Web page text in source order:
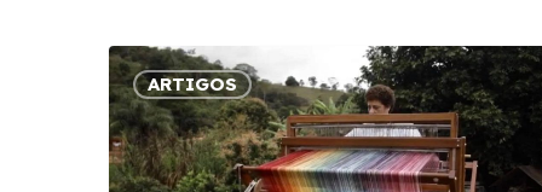
Podemos
falar
em
gourmetização
também
ARTIGOS